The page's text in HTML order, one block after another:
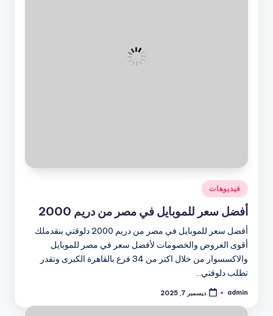
نُشر
في
فيديوهات
أفضل سعر للموبايل في مصر من دريم 2000
أفضل سعر للموبايل في مصر من دريم 2000 دلوقتي بنقدملك
أقوى العروض والخصومات لأفضل سعر في مصر للموبايل
والاكسسوار من خلال اكتر من 34 فرع بالقاهرة الكبرى وتقدر
تطلب دلوقتي…
تمّ
بواسطة
admin ديسمبر 7, 2025